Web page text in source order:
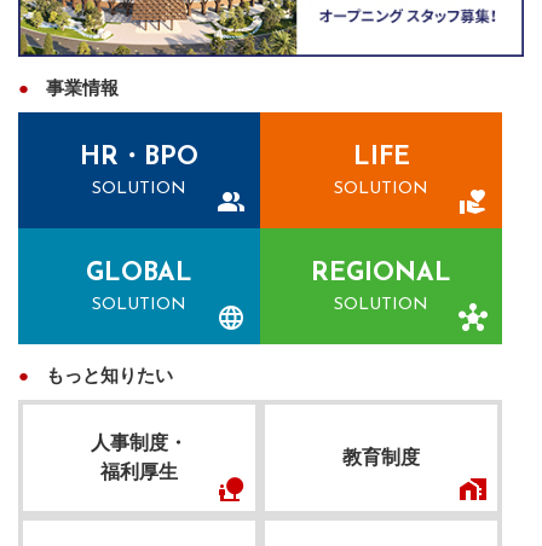
事業情報
HR・BPO
SOLUTION
LIFE
SOLUTION
GLOBAL
SOLUTION
REGIONAL
SOLUTION
もっと知りたい
人事制度・
福利厚生
教育制度